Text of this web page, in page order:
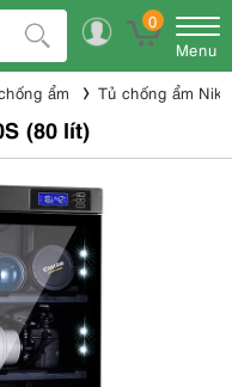
0
Menu
ẩm Tủ chống ẩm
(80 lít)